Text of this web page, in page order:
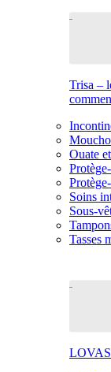
Trisa –
Ouate
Soins
Sous-
Tasses